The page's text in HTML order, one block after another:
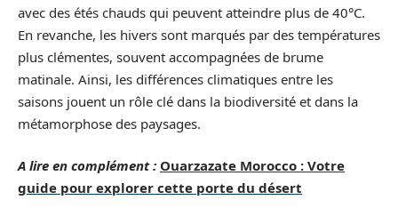
avec des étés chauds qui peuvent atteindre plus de 40°C.
En revanche, les hivers sont marqués par des températures
plus clémentes, souvent accompagnées de brume
matinale. Ainsi, les différences climatiques entre les
saisons jouent un rôle clé dans la biodiversité et dans la
métamorphose des paysages.
A lire en complément : Ouarzazate Morocco : Votre
guide pour explorer cette porte du désert